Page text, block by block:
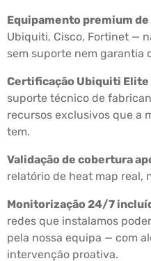
Equipamento premium
Ubiquiti, Cisco, Fortinet —
sem suporte nem garantia
Certificação Ubiquiti Elite
suporte técnico de
recursos exclusivos que a
tem.
Validação de cobertura
relatório de heat map real,
Monitorização 24/7
redes que instalamos
pela nossa equipa — com
intervenção proativa.